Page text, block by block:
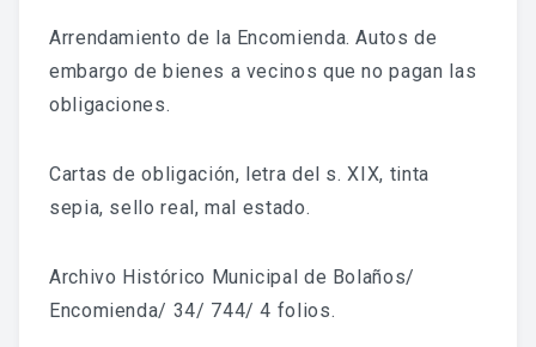
Reales Provisiones
DIFUSIÓN
Vídeos De Jornadas De Historia Local
Arrendamiento de la Encomienda. Autos de
embargo de bienes a vecinos que no pagan las
obligaciones.
Cartas de obligación, letra del s. XIX, tinta
sepia, sello real, mal estado.
Archivo Histórico Municipal de Bolaños/
Encomienda/ 34/ 744/ 4 folios.